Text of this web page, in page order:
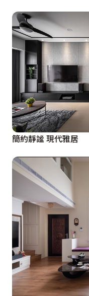
簡約靜謐 現代雅居